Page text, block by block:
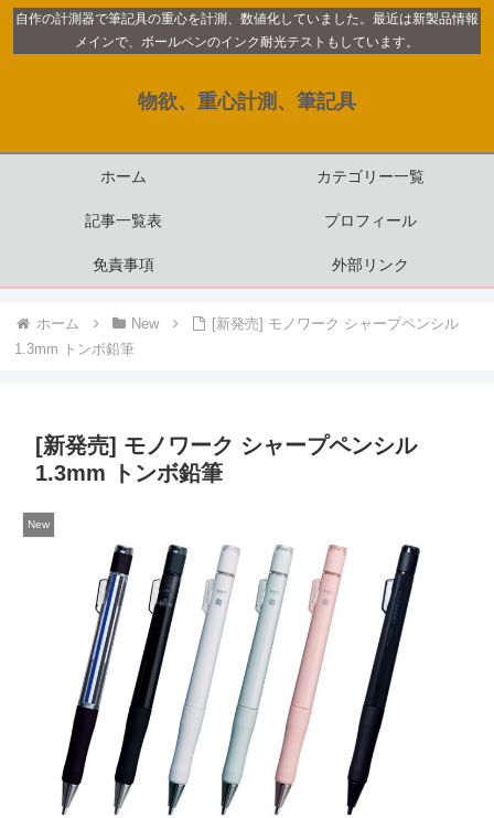
自作の計測器で筆記具の重心を計測、数値化していました。最近は新製品情報
メインで、ボールペンのインク耐光テストもしています。
物欲、重心計測、筆記具
ホーム カテゴリー一覧
記事一覧表 プロフィール
免責事項 外部リンク
ホーム New
[新発売] モノワーク シャープペンシル
1.3mm トンボ鉛筆
[新発売] モノワーク シャープペンシル
1.3mm トンボ鉛筆
New